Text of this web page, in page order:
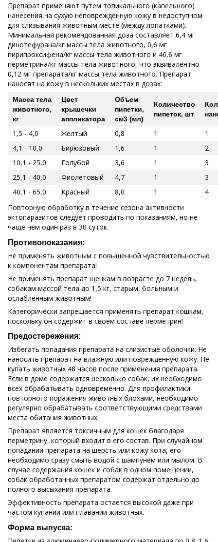
Препарат применяют путем топикального (капельного)
нанесения на сухую неповрежденную кожу в недоступном
для слизывания животным месте (между лопатками).
Минимальная рекомендованная доза составляет 6,4 мг
динотефурана/кг массы тела животного, 0,6 мг
пирипроксифена/кг массы тела животного и 46,6 мг
перметрина/кг массы тела животного, что эквивалентно
0,12 мг препарата/кг массы тела животного. Препарат
наносят на кожу в нескольких местах в дозах:
Масса тела
животного,
кг
Цвет
крышечки
аппликатора
Объем
пипетки,
см3 (мл)
Количество
пипеток, шт
1,5 - 4,0 Желтый 0,8 1
1
4,1 - 10,0
Бирюзовый 1,6 1
2
10,1 - 25,0
Голубой 3,6 1
3
25,1 - 40,0
Фиолетовый 4,7 1
3
40,1 - 65,0
Красный 8,0 1
4
Повторную обработку в течение сезона активности
эктопаразитов следует проводить по показаниям, но не
чаще чем один раз в 30 суток.
Противопоказания:
Не применять животным с повышенной чувствительностью
к компонентам препарата!
Не применять препарат щенкам в возрасте до 7 недель,
собакам массой тела до 1,5 кг, старым, больным и
ослабленным животным!
Категорически запрещается применять препарат кошкам,
поскольку он содержит в своем составе перметрин!
Предостережения:
Избегать попадания препарата на слизистые оболочки. Не
наносить препарат на влажную или поврежденную кожу. Не
купать животных 48 часов после применения препарата.
Если в доме содержится несколько собак, их необходимо
всех обрабатывать одновременно. Для профилактики
повторного поражения животных блохами, необходимо
регулярно обрабатывать соответствующими средствами
места обитания животных.
Препарат является токсичным для кошек благодаря
перметрину, который входит в его состав. При случайном
попадании препарата на шерсть или кожу кота, его
необходимо сразу смыть водой с шампунем или мылом. В
случае содержания кошек и собак в одном помещении,
собак обработанных препаратом содержат отдельно до
полного высыхания препарата.
Эффективность препарата остается высокой даже при
частом купании или плавании животных.
Форма выпуска: